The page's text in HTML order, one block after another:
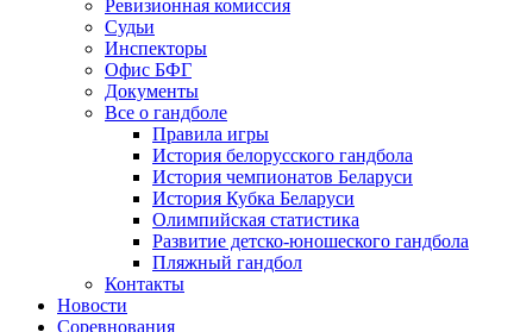
Ревизионная комиссия
Судьи
Инспекторы
Офис БФГ
Документы
Все о гандболе
Правила игры
История белорусского гандбола
История чемпионатов Беларуси
История Кубка Беларуси
Олимпийская статистика
Развитие детско-юношеского гандбола
Пляжный гандбол
Контакты
Новости
Соревнования